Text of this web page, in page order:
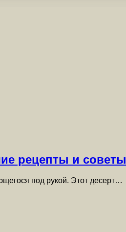
рецепты и советы
под рукой. Этот десерт…